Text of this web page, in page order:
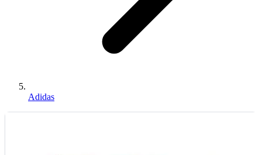
Adidas